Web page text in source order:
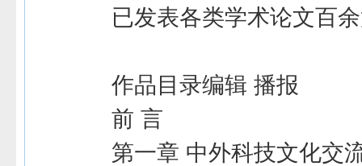
已发表各类学术论文百
作品目录编辑 播报
前 言
第一章 中外科技文化交